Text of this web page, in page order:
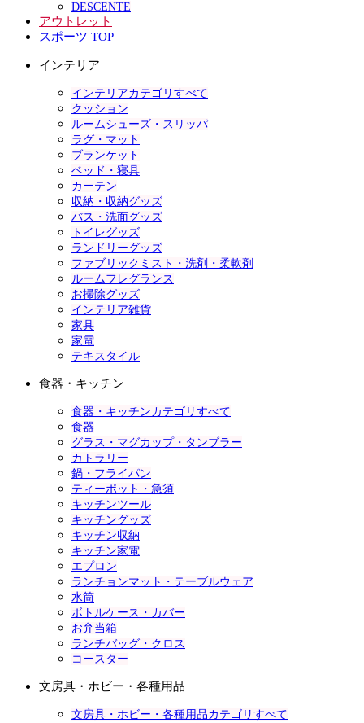
DESCENTE
アウトレット
スポーツ TOP
インテリア
インテリアカテゴリすべて
クッション
ルームシューズ・スリッパ
ラグ・マット
ブランケット
ベッド・寝具
カーテン
収納・収納グッズ
バス・洗面グッズ
トイレグッズ
ランドリーグッズ
ファブリックミスト・洗剤・柔軟剤
ルームフレグランス
お掃除グッズ
インテリア雑貨
家具
家電
テキスタイル
食器・キッチン
食器・キッチンカテゴリすべて
食器
グラス・マグカップ・タンブラー
カトラリー
鍋・フライパン
ティーポット・急須
キッチンツール
キッチングッズ
キッチン収納
キッチン家電
エプロン
ランチョンマット・テーブルウェア
水筒
ボトルケース・カバー
お弁当箱
ランチバッグ・クロス
コースター
文房具・ホビー・各種用品
文房具・ホビー・各種用品カテゴリすべて